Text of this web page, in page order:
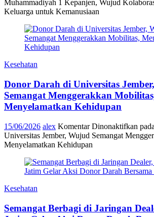
Muhammadiyah 1 Kepanjen, Wujud
Keluarga untuk Kemanusiaan
Kesehatan
Donor Darah di Universitas
Semangat Menggerakkan
Menyelamatkan Kehidupan
15/06/2026 alex Komentar Dinonaktifkan
Universitas Jember, Wujud Semangat
Menyelamatkan Kehidupan
Kesehatan
Semangat Berbagi di Jaringan